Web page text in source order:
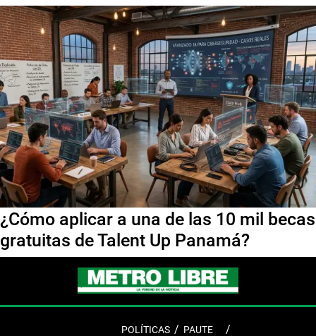
¿Cómo aplicar a una de las 10 mil becas
gratuitas de Talent Up Panamá?
POLÍTICAS
PAUTE